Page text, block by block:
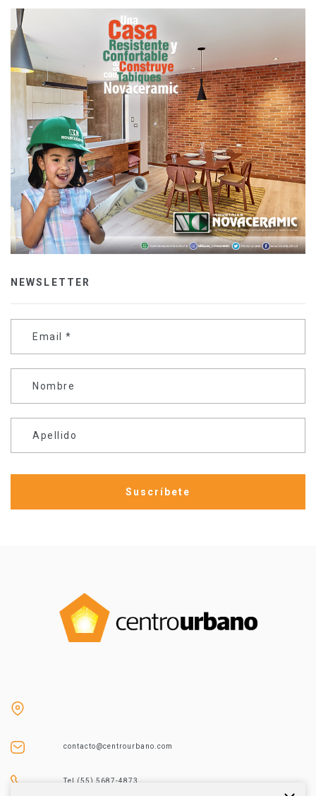
NEWSLETTER
Email *
Nombre
Apellido
contacto@centrourbano.com
Tel (55) 5687-4873